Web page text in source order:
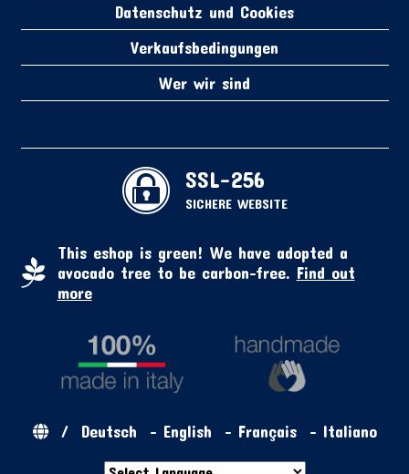
Datenschutz und Cookies
Verkaufsbedingungen
Wer wir sind
SSL-256
SICHERE WEBSITE
This eshop is green! We have adopted a
avocado tree to be carbon-free. Find out
more
/ Deutsch - English - Français- Italiano